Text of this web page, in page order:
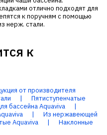
отлично подходят для
к поручням с помощью
нерж. стали.
к
от производителя
|
Пятиступенчатые
бассейна Aquaviva
|
|
Из нержавеющей
Aquaviva |
Наклонные